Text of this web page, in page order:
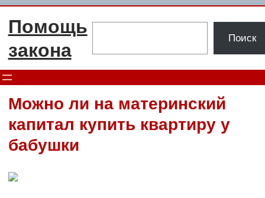
Перейти
Помощь
закона
Поиск
Можно ли на материнский
капитал купить квартиру у
бабушки